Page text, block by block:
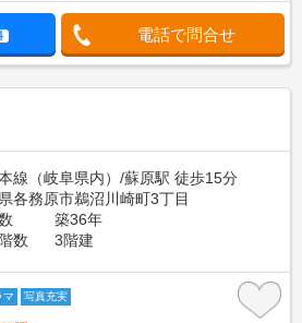
電話で問合せ
線（岐阜県内）/蘇原駅 徒歩15分
各務原市鵜沼川崎町3丁目
築36年
数
3階建
マ 写真充実